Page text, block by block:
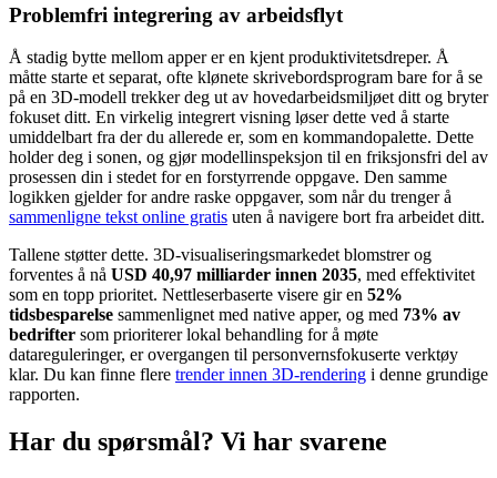
Problemfri integrering av arbeidsflyt
Å stadig bytte mellom apper er en kjent produktivitetsdreper. Å
måtte starte et separat, ofte klønete skrivebordsprogram bare for å se
på en 3D-modell trekker deg ut av hovedarbeidsmiljøet ditt og bryter
fokuset ditt. En virkelig integrert visning løser dette ved å starte
umiddelbart fra der du allerede er, som en kommandopalette. Dette
holder deg i sonen, og gjør modellinspeksjon til en friksjonsfri del av
prosessen din i stedet for en forstyrrende oppgave. Den samme
logikken gjelder for andre raske oppgaver, som når du trenger å
sammenligne tekst online gratis uten å navigere bort fra arbeidet ditt.
Tallene støtter dette. 3D-visualiseringsmarkedet blomstrer og
forventes å nå USD 40,97 milliarder innen 2035, med effektivitet
som en topp prioritet. Nettleserbaserte visere gir en 52%
tidsbesparelse sammenlignet med native apper, og med 73% av
bedrifter som prioriterer lokal behandling for å møte
datareguleringer, er overgangen til personvernsfokuserte verktøy
klar. Du kan finne flere trender innen 3D-rendering i denne grundige
rapporten.
Har du spørsmål? Vi har svarene